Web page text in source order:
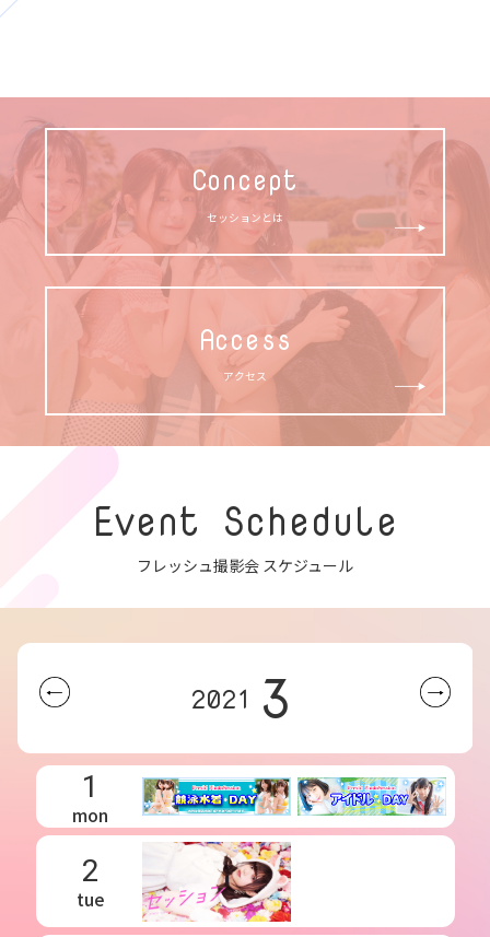
Concept
セッションとは
Access
アクセス
Event Schedule
フレッシュ撮影会 スケジュール
2021 3
1
mon
2
tue